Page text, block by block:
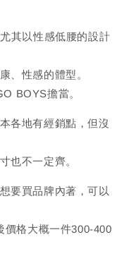
其以性感低腰的設計
、性感的體型。
BOYS擔當。
各地有經銷點，但沒
也不一定齊。
要買品牌內著，可以
價格大概一件300-400